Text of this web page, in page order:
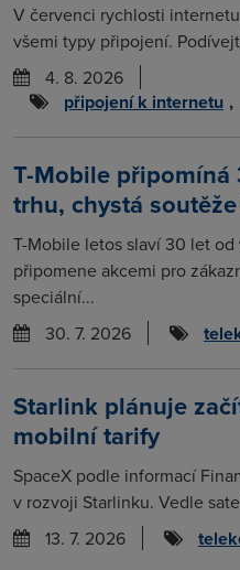
V červenci rychlosti
všemi typy připojení.
4. 8. 2026
připojení k internetu ,
T-Mobile připomíná
trhu, chystá
T-Mobile letos slaví 30 let
připomene akcemi pro
speciální...
30. 7. 2026
Starlink plánuje
mobilní tarify
SpaceX podle informací
v rozvoji Starlinku. Vedle
13. 7. 2026